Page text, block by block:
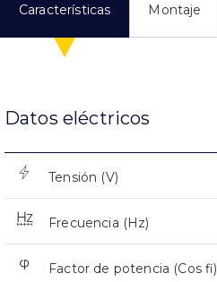
Características Montaje
Datos eléctricos
Tensión (V)
Frecuencia (Hz)
Factor de potencia (Cos fi)